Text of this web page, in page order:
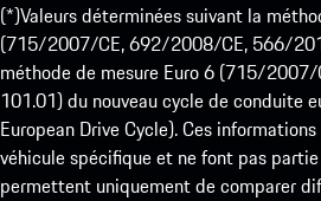
(*)Valeurs déterminées suivant la
(715/2007/CE, 692/2008/CE, 566/
méthode de mesure Euro 6 (715/
101.01) du nouveau cycle de conduite
European Drive Cycle). Ces
véhicule spécifique et ne font pas partie
permettent uniquement de comparer